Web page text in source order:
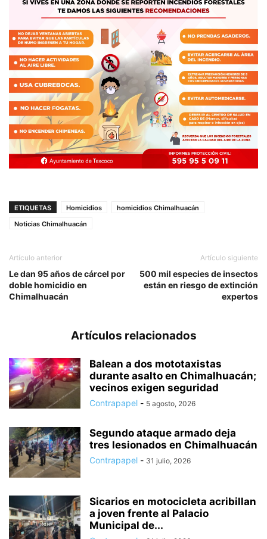
ETIQUETAS Homicidios
homicidios Chimalhuacán
Noticias Chimalhuacán
Artículo anterior
Le dan 95 años de cárcel por
doble homicidio en
Chimalhuacán
Artículo siguiente
500 mil especies de insectos
están en riesgo de extinción
expertos
Artículos relacionados
Balean a dos mototaxistas
durante asalto en Chimalhuacán;
vecinos exigen seguridad
Contrapapel - 5 agosto, 2026
Segundo ataque armado deja
tres lesionados en Chimalhuacán
Contrapapel - 31 julio, 2026
Sicarios en motocicleta acribillan
a joven frente al Palacio
Municipal de...